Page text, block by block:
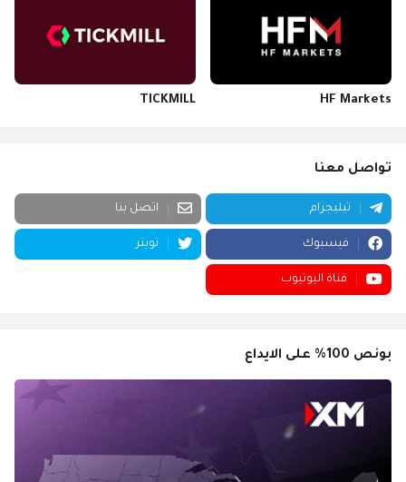
HF Markets
TICKMILL
تواصل معنا
تيليجرام اتصل بنا
فيسبوك تويتر
قناة اليوتيوب
بونص 100% على الايداع